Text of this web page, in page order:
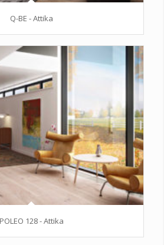
Q-BE - Attika
POLEO 128 - Attika